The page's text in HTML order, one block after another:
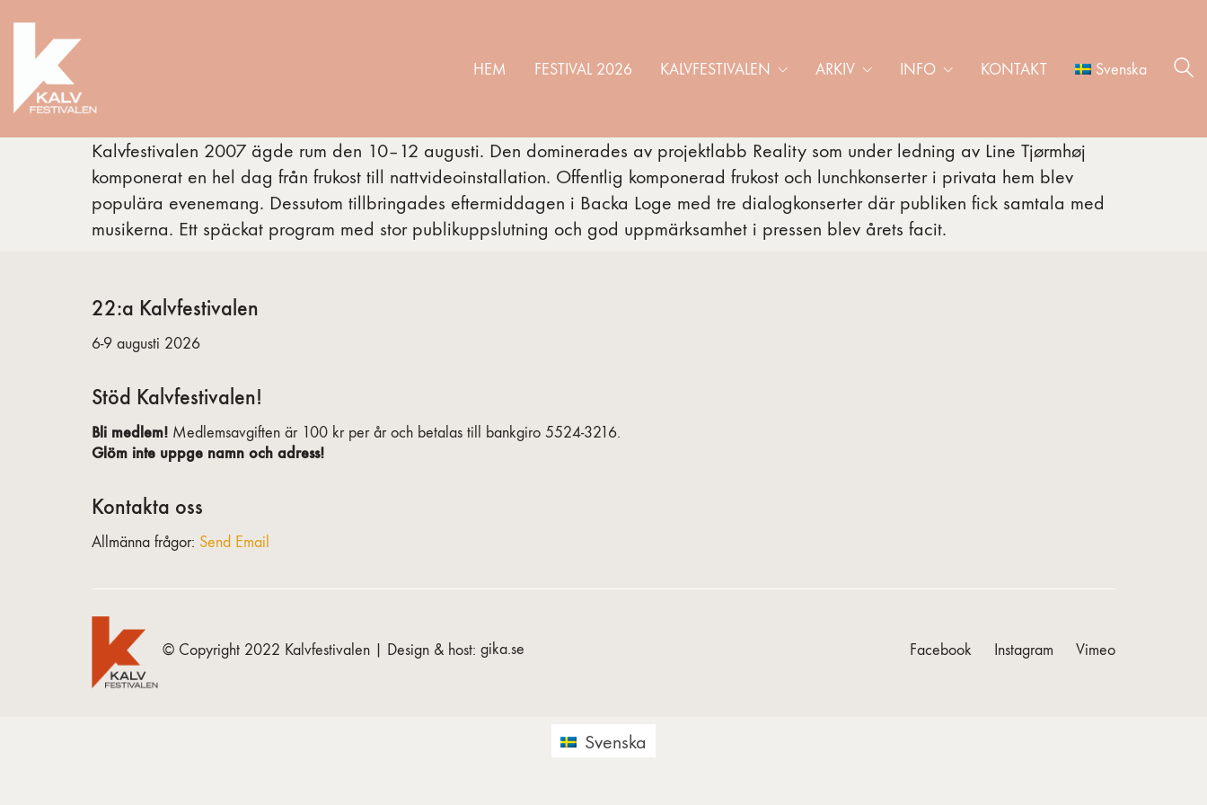
HEM FESTIVAL 2026 KALVFESTIVALEN ARKIV INFO KONTAKT Svenska
Kalvfestivalen 2007 ägde rum den 10–12 augusti. Den dominerades av projektlabb Reality som under ledning av Line Tjørmhøj
komponerat en hel dag från frukost till nattvideoinstallation. Offentlig komponerad frukost och lunchkonserter i privata hem blev
populära evenemang. Dessutom tillbringades eftermiddagen i Backa Loge med tre dialogkonserter där publiken fick samtala med
musikerna. Ett späckat program med stor publikuppslutning och god uppmärksamhet i pressen blev årets facit.
22:a Kalvfestivalen
6-9 augusti 2026
Stöd Kalvfestivalen!
Bli medlem! Medlemsavgiften är 100 kr per år och betalas till bankgiro 5524-3216.
Glöm inte uppge namn och adress!
Kontakta oss
Allmänna frågor: Send Email
Facebook Instagram Vimeo
© Copyright 2022 Kalvfestivalen | Design & host: gika.se
Svenska